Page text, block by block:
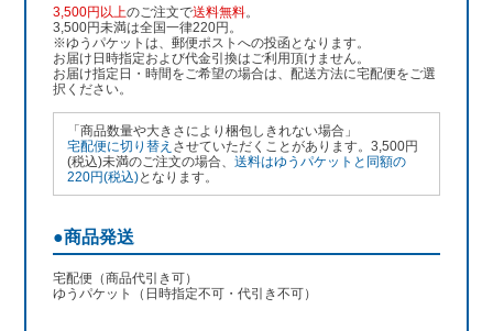
3,500円以上のご注文で送料無料。
3,500円未満は全国一律220円。
※ゆうパケットは、郵便ポストへの投函となります。
お届け日時指定および代金引換はご利用頂けません。
お届け指定日・時間をご希望の場合は、配送方法に宅配便をご選
択ください。
「商品数量や大きさにより梱包しきれない場合」
宅配便に切り替え させていただくことがあります。3,500円
(税込)未満のご注文の場合、送料はゆうパケットと同額の
220円(税込)となります。
●商品発送
宅配便（商品代引き可）
ゆうパケット（日時指定不可・代引き不可）